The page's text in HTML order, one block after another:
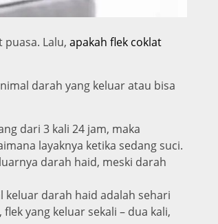
Lalu, apakah flek coklat
darah yang keluar atau bisa
dari 3 kali 24 jam, maka
layaknya ketika sedang suci.
darah haid, meski darah
keluar darah haid adalah sehari
yang keluar sekali – dua kali,